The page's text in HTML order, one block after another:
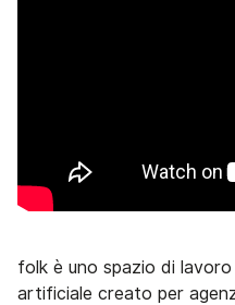
folk è uno spazio di
artificiale creato per